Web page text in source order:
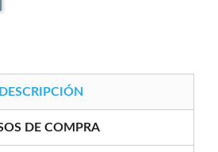
DESCRIPCIÓN
DE COMPRA